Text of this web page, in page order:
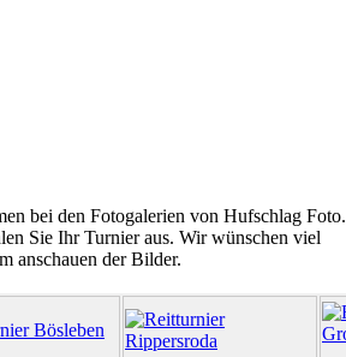
bei den Fotogalerien von Hufschlag Foto.
Sie Ihr Turnier aus. Wir wünschen viel
anschauen der Bilder.